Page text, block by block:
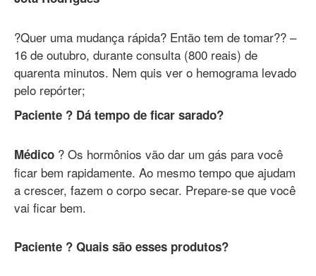
?Quer uma mudança rápida? Então tem de tomar?? –
16 de outubro, durante consulta (800 reais) de
quarenta minutos. Nem quis ver o hemograma levado
pelo repórter;
Paciente ? Dá tempo de ficar sarado?
Médico ? Os hormônios vão dar um gás para você
ficar bem rapidamente. Ao mesmo tempo que ajudam
a crescer, fazem o corpo secar. Prepare-se que você
vai ficar bem.
Paciente ? Quais são esses produtos?